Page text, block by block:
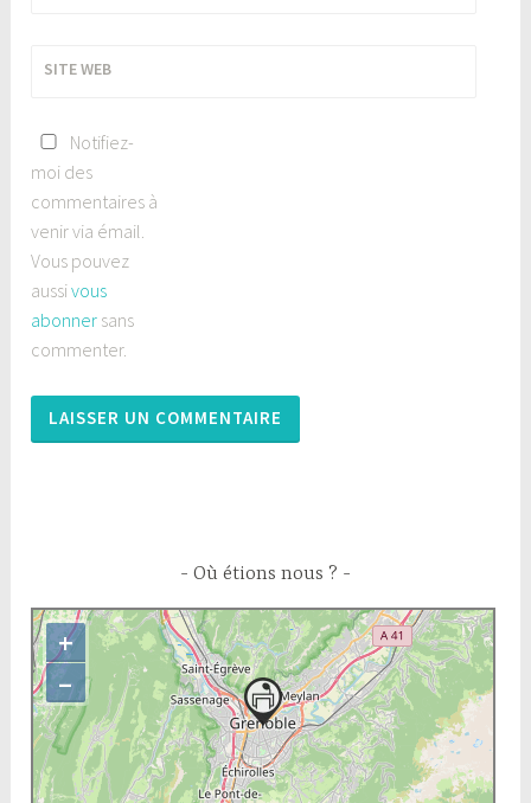
SITE WEB
Notifiez-
moi des
commentaires à
venir via émail.
Vous pouvez
aussivous
abonner sans
commenter.
Où étions nous ?
+
–